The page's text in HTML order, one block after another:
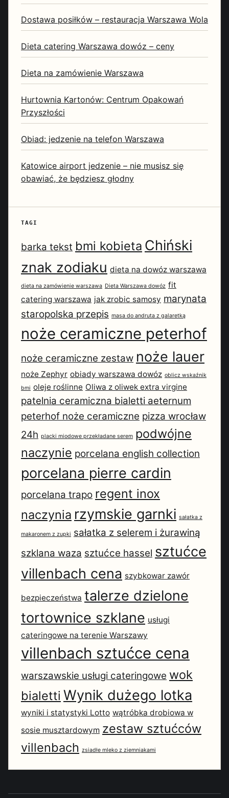
Dostawa posiłków – restauracja Warszawa Wola
Dieta catering Warszawa dowóz – ceny
Dieta na zamówienie Warszawa
Hurtownia Kartonów: Centrum Opakowań
Przyszłości
Obiad: jedzenie na telefon Warszawa
Katowice airport jedzenie – nie musisz się
obawiać, że będziesz głodny
TAGI
barka tekst bmi kobieta Chiński
znak zodiaku dieta na dowóz warszawa
dieta na zamówienie warszawa Dieta Warszawa dowóz fit
catering warszawa jak zrobic samosy marynata
staropolska przepis masa do andruta z galaretką
noże ceramiczne peterhof
noże ceramiczne zestaw noże lauer
noże Zephyr obiady warszawa dowóz oblicz wskaźnik
bmi oleje roślinne Oliwa z oliwek extra virgine
patelnia ceramiczna bialetti aeternum
peterhof noże ceramiczne pizza wrocław
24h placki miodowe przekładane serem podwójne
naczynie porcelana english collection
porcelana pierre cardin
porcelana trapo regent inox
naczynia rzymskie garnki sałatka z
makaronem z zupki sałatka z selerem i żurawiną
szklana waza sztućce hassel sztućce
villenbach cena szybkowar zawór
bezpieczeństwa talerze dzielone
tortownice szklane usługi
cateringowe na terenie Warszawy
villenbach sztućce cena
warszawskie usługi cateringowe wok
bialetti Wynik dużego lotka
wyniki i statystyki Lotto wątróbka drobiowa w
sosie musztardowym zestaw sztućców
villenbach zsiadłe mleko z ziemniakami